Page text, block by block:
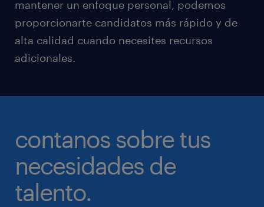
mantener un enfoque personal, podemos
proporcionarte candidatos más rápido y de
alta calidad cuando necesites recursos
adicionales.
contanos sobre tus
necesidades de
talento.